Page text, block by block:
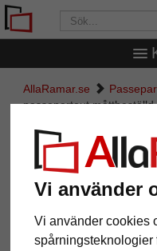
Vi använder
Vi använder cookies
spårningsteknologier
AllaRamar.se
passepartout måttbeställd
Pictures Preview